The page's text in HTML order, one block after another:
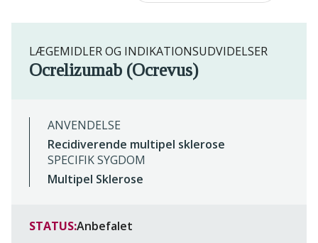
LÆGEMIDLER OG INDIKATIONSUDVIDELSER
Ocrelizumab (Ocrevus)
ANVENDELSE
Recidiverende multipel sklerose
SPECIFIK SYGDOM
Multipel Sklerose
STATUS:Anbefalet